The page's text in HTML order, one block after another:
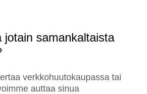
jotain samankaltaista
verkkohuutokaupassa tai
auttaa sinua